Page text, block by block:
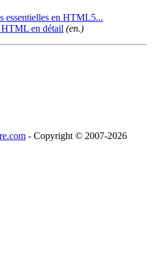
essentielles en HTML5...
HTML en détail (en.)
- Copyright © 2007-2026